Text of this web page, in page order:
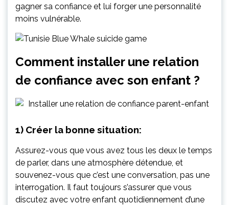
gagner sa confiance et lui forger une personnalité
moins vulnérable.
Comment installer une relation
de confiance avec son enfant ?
1) Créer la bonne situation:
Assurez-vous que vous avez tous les deux le temps
de parler, dans une atmosphère détendue, et
souvenez-vous que c’est une conversation, pas une
interrogation. Il faut toujours s’assurer que vous
discutez avec votre enfant quotidiennement d’une